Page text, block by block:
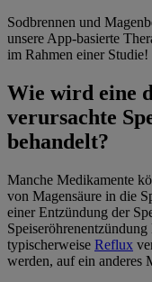
Sodbrennen und
unsere App-basierte
im Rahmen einer
Wie wird eine
verursachte
behandelt?
Manche Medikamente
von Magensäure in die
einer Entzündung der
typischerweise Reflux
werden, auf ein anderes